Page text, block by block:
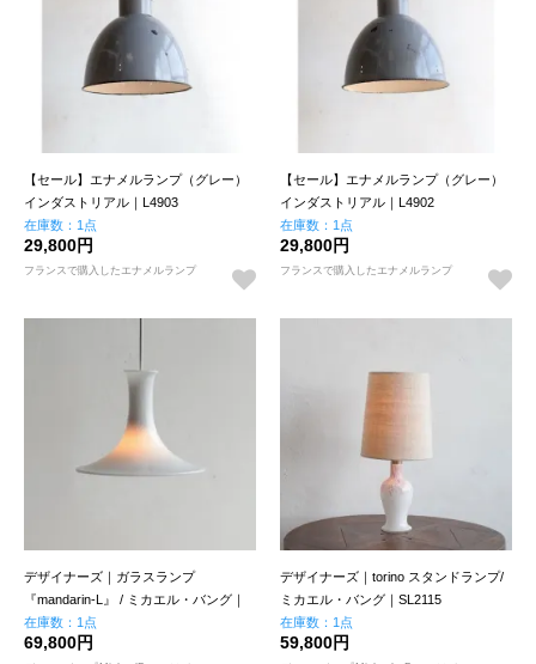
【セール】エナメルランプ（グレー）
インダストリアル｜L4903
在庫数：1点
29,800円
フランスで購入したエナメルランプ
【セール】エナメルランプ（グレー）
インダストリアル｜L4902
在庫数：1点
29,800円
フランスで購入したエナメルランプ
デザイナーズ｜ガラスランプ
『mandarin-L』 / ミカエル・バング｜
LG793
在庫数：1点
69,800円
デザイナーズ｜torino スタンドランプ/
ミカエル・バング｜SL2115
在庫数：1点
59,800円